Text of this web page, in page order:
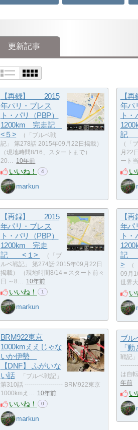
更新記事
【再録】 2015
年パリ・ブレス
ト・パリ（PBP）
1200km 完走記
<５>
（「ブルベ戦
記」 第278話 2015年09月22日掲載）
（現地時間8/16、スタートまで）
20… 10年前
いいね！ 4
markun
【
年パ
ト・
記
（「
月22
ート
い
【再録】 2015
年パリ・ブレス
ト・パリ（PBP）
1200km 完走
記 <１>
（「ブ
ルベ戦記」 第274話 2015年09月22日
掲載） （現地時間8/14＝スタート前々
日 ～8… 10年前
いいね！ 1
markun
【
年パ
ト・
記
>
09月
世界
い
BRM922東京
1000kmええじゃな
いか伊勢
【DNF】 ふがいな
い話
「ブルベ戦記」
第310話 ------------------- BRM922東京
1000kmえ… 10年前
いいね！ 0
markun
ブル
「動
戦記
は自
年前
い